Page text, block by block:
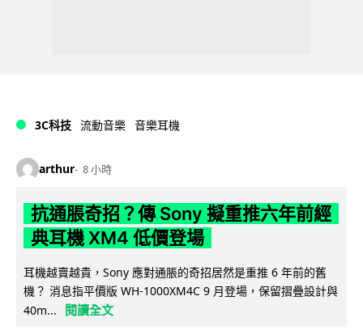
3C科技 流動音樂 音樂耳機
arthur 8 小時
抗通脹奇招？傳 Sony 擬重推六年前經
典耳機 XM4 低價登場
耳機越賣越貴，Sony 應對通脹的奇招居然是重推 6 年前的舊
機？ 消息指平價版 WH-1000XM4C 9 月登場，保留摺疊設計與
40m...
閱讀全文